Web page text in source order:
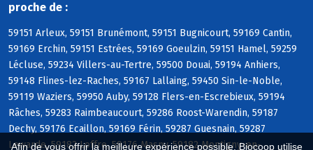
Afin de vous offrir la meilleure expérience possible, Biocoop utilise
proche de :
59151 Arleux, 59151 Brunémont, 59151 Bugnicourt, 59169 Cantin,
59169 Erchin, 59151 Estrées, 59169 Goeulzin, 59151 Hamel, 59259
Lécluse, 59234 Villers-au-Tertre, 59500 Douai, 59194 Anhiers,
59148 Flines-lez-Raches, 59167 Lallaing, 59450 Sin-le-Noble,
59119 Waziers, 59950 Auby, 59128 Flers-en-Escrebieux, 59194
Râches, 59283 Raimbeaucourt, 59286 Roost-Warendin, 59187
Dechy, 59176 Ecaillon, 59169 Férin, 59287 Guesnain, 59287
Lewarde, 59182 Loffre, 59176 Masny, 59182 Montigny-en-